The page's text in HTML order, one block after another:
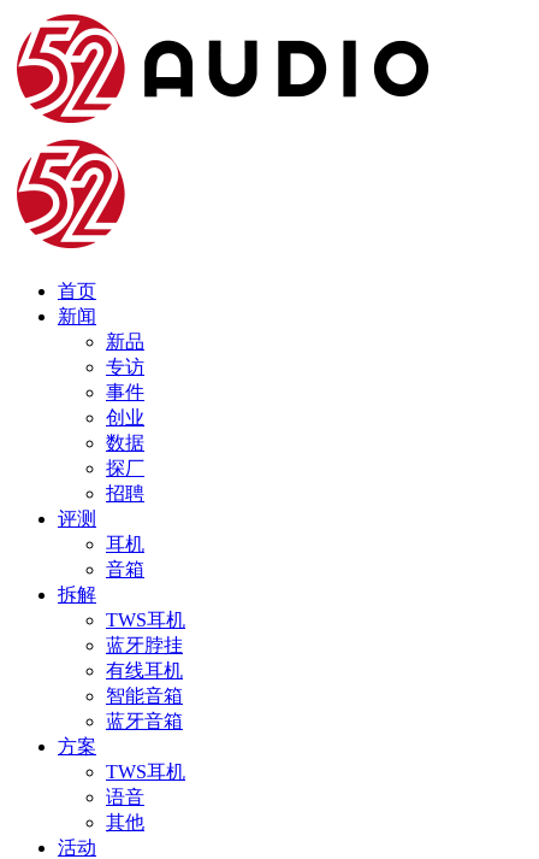
首页
新闻
新品
专访
事件
创业
数据
探厂
招聘
评测
耳机
音箱
拆解
TWS耳机
蓝牙脖挂
有线耳机
智能音箱
蓝牙音箱
方案
TWS耳机
语音
其他
活动